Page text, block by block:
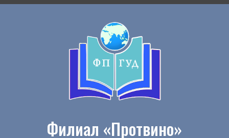
Филиал «Протвино»